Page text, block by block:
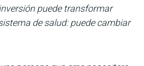
puede transformar
de salud: puede cambiar